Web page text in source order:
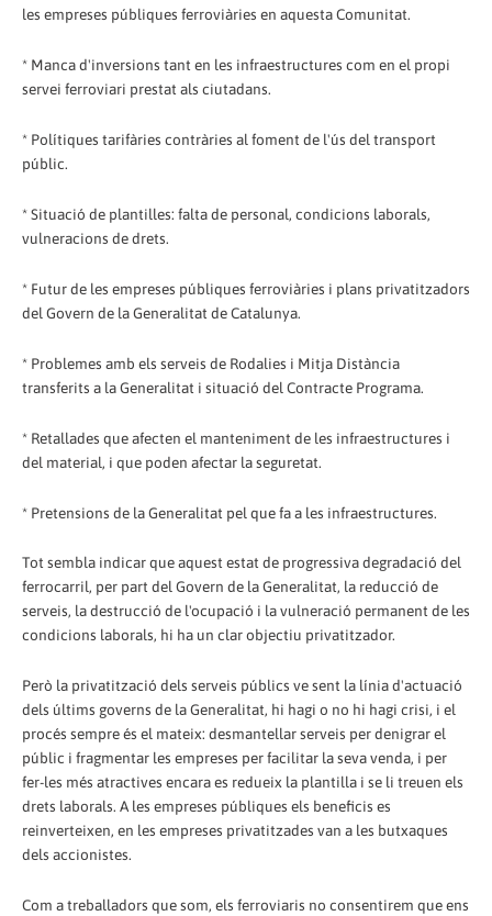
les empreses públiques ferroviàries en aquesta Comunitat.
* Manca d'inversions tant en les infraestructures com en el propi
servei ferroviari prestat als ciutadans.
* Polítiques tarifàries contràries al foment de l'ús del transport
públic.
* Situació de plantilles: falta de personal, condicions laborals,
vulneracions de drets.
* Futur de les empreses públiques ferroviàries i plans privatitzadors
del Govern de la Generalitat de Catalunya.
* Problemes amb els serveis de Rodalies i Mitja Distància
transferits a la Generalitat i situació del Contracte Programa.
* Retallades que afecten el manteniment de les infraestructures i
del material, i que poden afectar la seguretat.
* Pretensions de la Generalitat pel que fa a les infraestructures.
Tot sembla indicar que aquest estat de progressiva degradació del
ferrocarril, per part del Govern de la Generalitat, la reducció de
serveis, la destrucció de l'ocupació i la vulneració permanent de les
condicions laborals, hi ha un clar objectiu privatitzador.
Però la privatització dels serveis públics ve sent la línia d'actuació
dels últims governs de la Generalitat, hi hagi o no hi hagi crisi, i el
procés sempre és el mateix: desmantellar serveis per denigrar el
públic i fragmentar les empreses per facilitar la seva venda, i per
fer-les més atractives encara es redueix la plantilla i se li treuen els
drets laborals. A les empreses públiques els beneficis es
reinverteixen, en les empreses privatitzades van a les butxaques
dels accionistes.
Com a treballadors que som, els ferroviaris no consentirem que ens